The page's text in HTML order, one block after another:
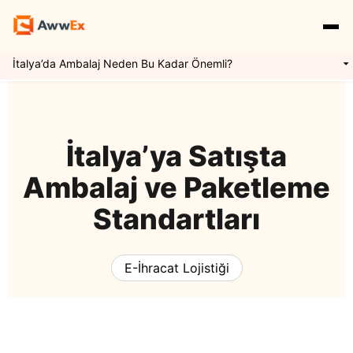
Yurtdışı Kargo
E İhracat Lojistiği
Express Kargo
Awwex Nedir ?
Uluslararası Taşımacılık
İtalya’ya Satışta
Ambalaj ve Paketleme
Standartları
E-İhracat Lojistiği
İtalya’da Ambalaj Neden Bu Kadar Önemli?